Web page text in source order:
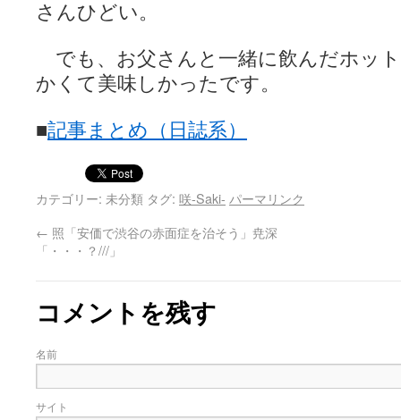
さんひどい。
でも、お父さんと一緒に飲んだホッ
かくて美味しかったです。
■記事まとめ（日誌系）
カテゴリー: 未分類 タグ: 咲-Saki- パーマリンク
← 照「安価で渋谷の赤面症を治そう」尭深
「・・・？///」
コメントを残す
名前
サイト